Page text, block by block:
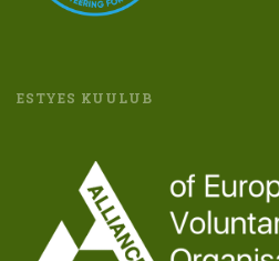
ESTYES KUULUB